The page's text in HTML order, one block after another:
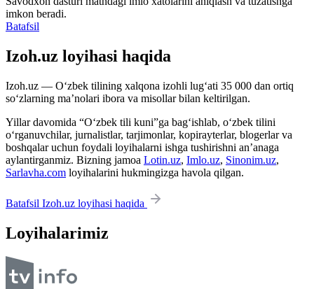
imkon beradi.
Batafsil
Izoh.uz loyihasi haqida
Izoh.uz — O‘zbek tilining xalqona izohli lug‘ati 35 000 dan ortiq
so‘zlarning ma’nolari ibora va misollar bilan keltirilgan.
Yillar davomida “O‘zbek tili kuni”ga bag‘ishlab, o‘zbek tilini
o‘rganuvchilar, jurnalistlar, tarjimonlar, kopirayterlar, blogerlar va
boshqalar uchun foydali loyihalarni ishga tushirishni an’anaga
aylantirganmiz. Bizning jamoa Lotin.uz, Imlo.uz, Sinonim.uz,
Sarlavha.com loyihalarini hukmingizga havola qilgan.
Batafsil Izoh.uz loyihasi haqida
Loyihalarimiz